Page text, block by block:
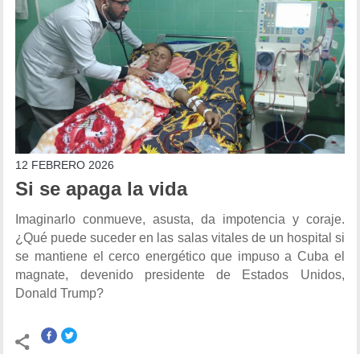
12 FEBRERO 2026
Si se apaga la vida
Imaginarlo conmueve, asusta, da impotencia y coraje.
¿Qué puede suceder en las salas vitales de un hospital si
se mantiene el cerco energético que impuso a Cuba el
magnate, devenido presidente de Estados Unidos,
Donald Trump?